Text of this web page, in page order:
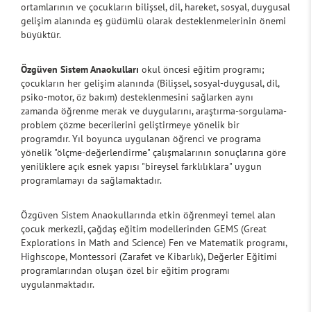
ortamlarının ve çocukların bilişsel, dil, hareket, sosyal, duygusal
gelişim alanında eş güdümlü olarak desteklenmelerinin önemi
büyüktür.
Özgüven Sistem Anaokulları okul öncesi eğitim programı;
çocukların her gelişim alanında (Bilişsel, sosyal-duygusal, dil,
psiko-motor, öz bakım) desteklenmesini sağlarken aynı
zamanda öğrenme merak ve duygularını, araştırma-sorgulama-
problem çözme becerilerini geliştirmeye yönelik bir
programdır. Yıl boyunca uygulanan öğrenci ve programa
yönelik "ölçme-değerlendirme" çalışmalarının sonuçlarına göre
yeniliklere açık esnek yapısı "bireysel farklılıklara" uygun
programlamayı da sağlamaktadır.
Özgüven Sistem Anaokullarında etkin öğrenmeyi temel alan
çocuk merkezli, çağdaş eğitim modellerinden GEMS (Great
Explorations in Math and Science) Fen ve Matematik programı,
Highscope, Montessori (Zarafet ve Kibarlık), Değerler Eğitimi
programlarından oluşan özel bir eğitim programı
uygulanmaktadır.